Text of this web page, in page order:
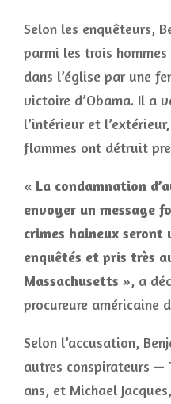
Selon les enquêteurs,
parmi les trois
dans l’église par une
victoire d’Obama. Il a
l’intérieur et
flammes ont détruit
« La condamnation
envoyer un message
crimes haineux seront
enquêtés et pris très
Massachusetts », a
procureure américaine
Selon l’accusation,
autres conspirateurs —
ans, et Michael